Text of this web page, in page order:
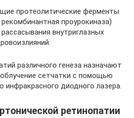
протеолитические ферменты
проурокиназа)
внутриглазных
различного генеза назначают
сетчатки с помощью
инфракрасного диодного лазера.
ретинопатии